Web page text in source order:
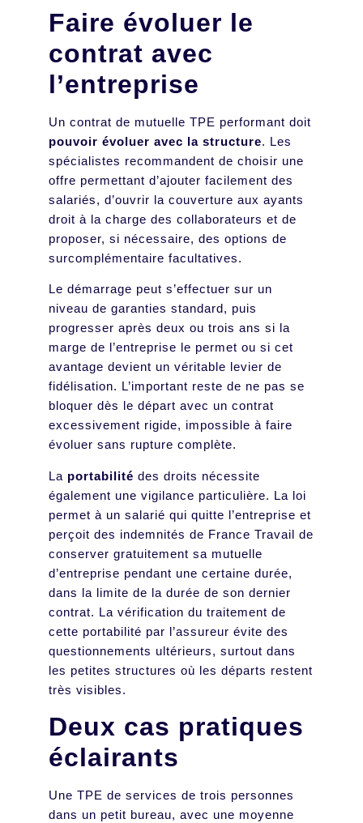
Faire évoluer le
contrat avec
l’entreprise
Un contrat de mutuelle TPE performant doit
pouvoir évoluer avec la structure. Les
spécialistes recommandent de choisir une
offre permettant d’ajouter facilement des
salariés, d’ouvrir la couverture aux ayants
droit à la charge des collaborateurs et de
proposer, si nécessaire, des options de
surcomplémentaire facultatives.
Le démarrage peut s’effectuer sur un
niveau de garanties standard, puis
progresser après deux ou trois ans si la
marge de l’entreprise le permet ou si cet
avantage devient un véritable levier de
fidélisation. L’important reste de ne pas se
bloquer dès le départ avec un contrat
excessivement rigide, impossible à faire
évoluer sans rupture complète.
La portabilité des droits nécessite
également une vigilance particulière. La loi
permet à un salarié qui quitte l’entreprise et
perçoit des indemnités de France Travail de
conserver gratuitement sa mutuelle
d’entreprise pendant une certaine durée,
dans la limite de la durée de son dernier
contrat. La vérification du traitement de
cette portabilité par l’assureur évite des
questionnements ultérieurs, surtout dans
les petites structures où les départs restent
très visibles.
Deux cas pratiques
éclairants
Une TPE de services de trois personnes
dans un petit bureau, avec une moyenne